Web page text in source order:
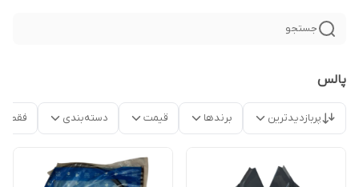
جستجو
پالس
پربازدیدترین برندها قیمت دسته‌بندی فقط